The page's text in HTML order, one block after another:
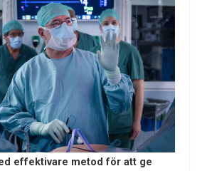
effektivare metod för att ge